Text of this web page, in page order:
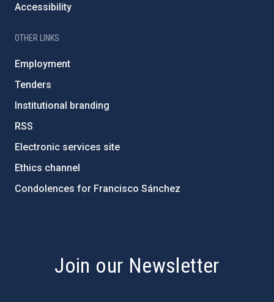
Accessibility
OTHER LINKS
Employment
Tenders
Institutional branding
RSS
Electronic services site
Ethics channel
Condolences for Francisco Sánchez
Join our Newsletter